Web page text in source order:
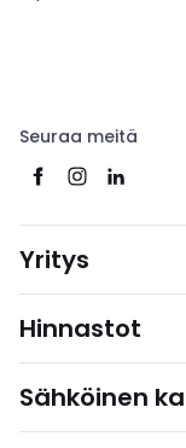
Seuraa meitä
Yritys
Hinnastot
Sähköinen